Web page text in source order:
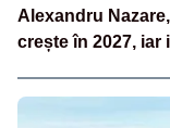
Alexandru
crește în 2027, iar